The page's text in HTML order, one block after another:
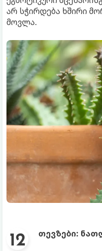
არ სჭირდება ხშირი
მოვლა.
თევზები: